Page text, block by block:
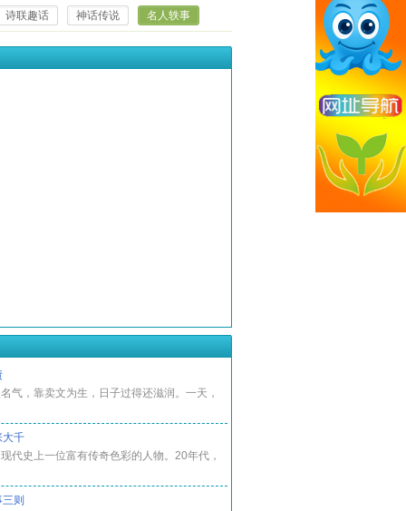
诗联趣话 神话传说
名人轶事
气，靠卖文为生，日子过得还滋润。一天，
大千
代史上一位富有传奇色彩的人物。20年代，
则